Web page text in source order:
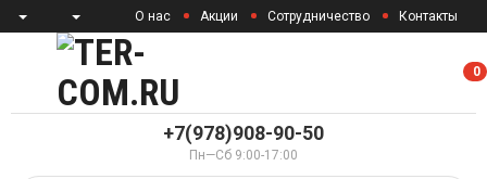
О нас Акции Сотрудничество Контакты
+7(978)908-90-50
Пн—Сб 9:00-17:00
00